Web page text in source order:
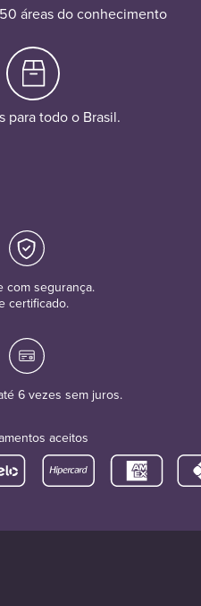
áreas do conhecimento
para todo o Brasil.
com segurança.
certificado.
6 vezes sem juros.
aceitos